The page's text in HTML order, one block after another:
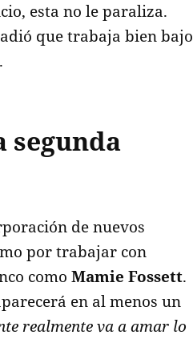
esta no le paraliza.
que trabaja bien bajo
segunda
de nuevos
por trabajar con
comoMamie Fossett.
en al menos un
realmente va a amar lo